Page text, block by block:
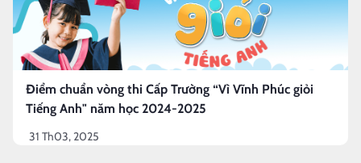
Điểm chuẩn vòng thi Cấp Trường “Vì Vĩnh Phúc giỏi
Tiếng Anh" năm học 2024-2025
31 Th03, 2025